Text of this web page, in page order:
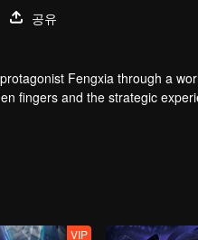
공유
Fengxia through a
fingers and the strategic
He first solved the internal and
the Xuanwu Emperor, he
VIP